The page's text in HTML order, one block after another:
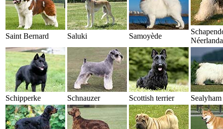
Saint Bernard Saluki Samoyède
Schipperke Schnauzer Scottish terrier